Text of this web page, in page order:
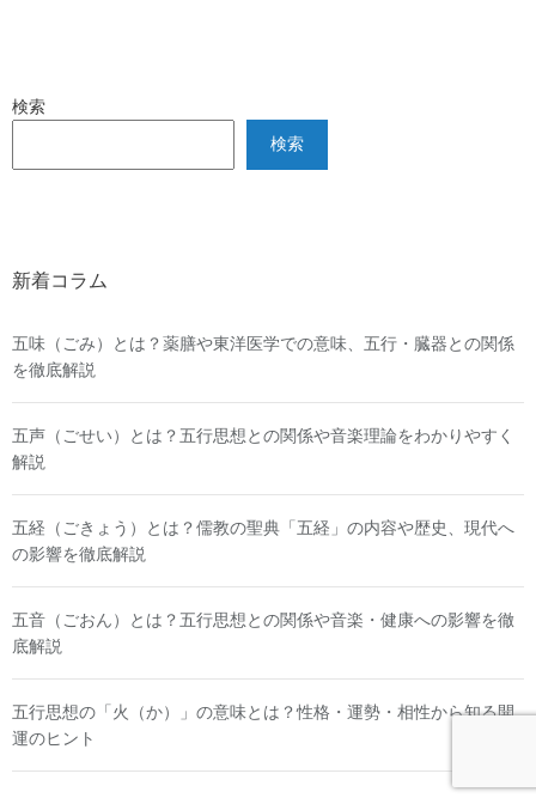
検索
検索
新着コラム
五味（ごみ）とは？薬膳や東洋医学での意味、五行・臓器との関係
を徹底解説
五声（ごせい）とは？五行思想との関係や音楽理論をわかりやすく
解説
五経（ごきょう）とは？儒教の聖典「五経」の内容や歴史、現代へ
の影響を徹底解説
五音（ごおん）とは？五行思想との関係や音楽・健康への影響を徹
底解説
五行思想の「火（か）」の意味とは？性格・運勢・相性から知る開
運のヒント